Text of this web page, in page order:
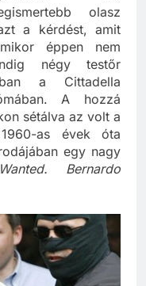
−aki
olasz
a kérdést, amit
éppen nem
négy testőr
a Cittadella
A hozzá
sétálva az volt a
as évek óta
egy nagy